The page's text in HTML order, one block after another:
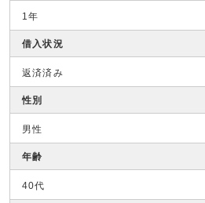
1年
借入状況
返済済み
性別
男性
年齢
40代